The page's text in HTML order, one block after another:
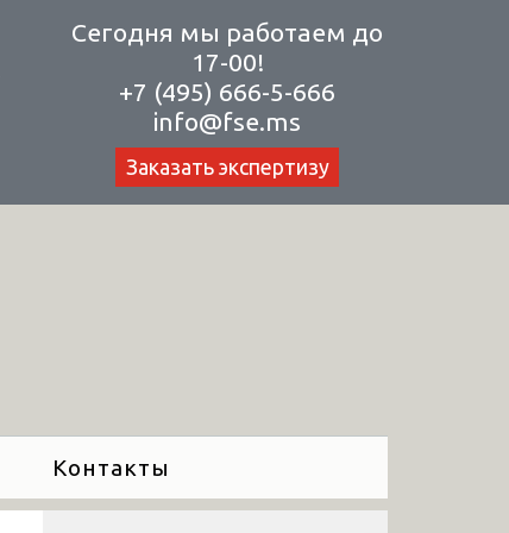
Сегодня мы работаем до
17-00!
+7 (495) 666-5-666
info@fse.ms
Заказать экспертизу
Контакты